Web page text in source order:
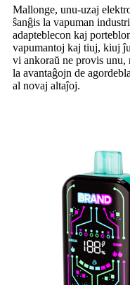
Mallonge, unu-uzaj
ŝanĝis la vapuman
adapteblecon kaj
vapumantoj kaj tiuj, kiuj
vi ankoraŭ ne provis unu,
la avantaĝojn de
al novaj altaĵoj.